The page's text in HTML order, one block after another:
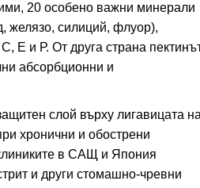
20 особено важни минерали
желязо, силиций, флуор),
Е и Р. От друга страна
абсорбционни и
слой върху лигавицата на
хронични и обострени
в САЩ и Япония
и други стомашно-чревни